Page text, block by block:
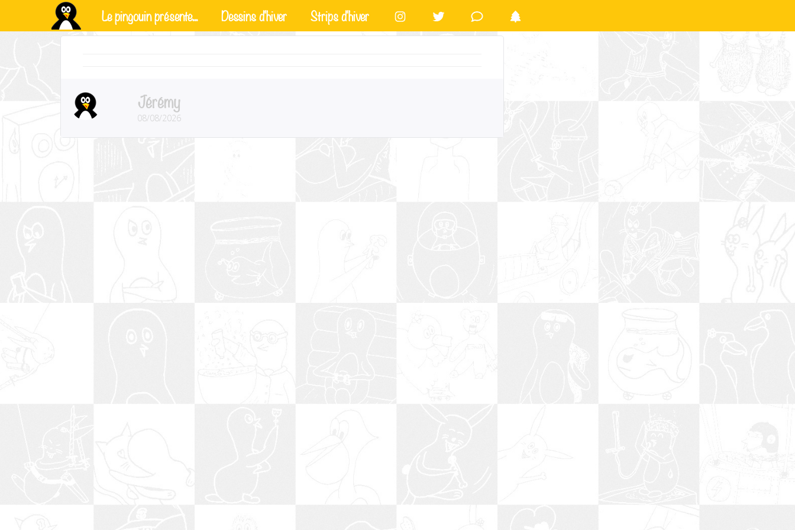
Le pingouin présente... Dessins d'hiver Strips d'hiver
Jérémy
08/08/2026